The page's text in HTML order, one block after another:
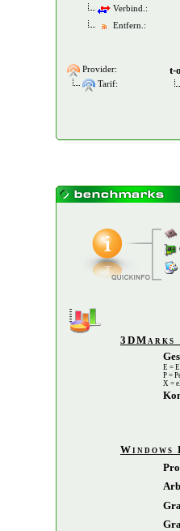
Verbind.:
Entfern.:
Provider: t-
Tarif:
3DMarks
E =
P =
X =
Windows